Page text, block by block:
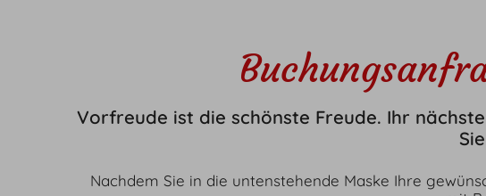
Vorfreude ist die schönste Freude. Ihr
Nachdem Sie in die untenstehende Maske Ihre